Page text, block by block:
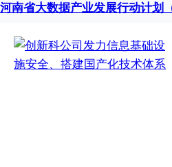
河南省大数据产业发展行动计划